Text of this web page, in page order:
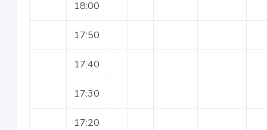
18:00
17:50
17:40
17:30
17:20